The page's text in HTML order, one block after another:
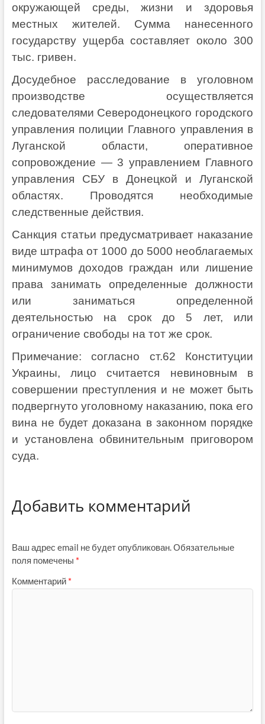
окружающей среды, жизни и здоровья
местных жителей. Сумма нанесенного
государству ущерба составляет около 300
тыс. гривен.
Досудебное расследование в уголовном
производстве осуществляется
следователями Северодонецкого городского
управления полиции Главного управления в
Луганской области, оперативное
сопровождение — 3 управлением Главного
управления СБУ в Донецкой и Луганской
областях. Проводятся необходимые
следственные действия.
Санкция статьи предусматривает наказание
виде штрафа от 1000 до 5000 необлагаемых
минимумов доходов граждан или лишение
права занимать определенные должности
или заниматься определенной
деятельностью на срок до 5 лет, или
ограничение свободы на тот же срок.
Примечание: согласно ст.62 Конституции
Украины, лицо считается невиновным в
совершении преступления и не может быть
подвергнуто уголовному наказанию, пока его
вина не будет доказана в законном порядке
и установлена ​​обвинительным приговором
суда.
Добавить комментарий
Ваш адрес email не будет опубликован.Обязательные
поля помечены *
Комментарий *